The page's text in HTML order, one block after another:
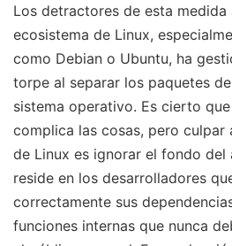
Los detractores de esta medida
ecosistema de Linux,
como Debian o Ubuntu, ha
torpe al separar los paquetes
sistema operativo. Es cierto
complica las cosas, pero culpar
de Linux es ignorar el fondo del
reside en los desarrolladores
correctamente sus
funciones internas que nunca